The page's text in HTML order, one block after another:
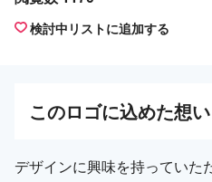
検討中リストに追加する
このロゴに込めた想い
デザインに興味を持っていた